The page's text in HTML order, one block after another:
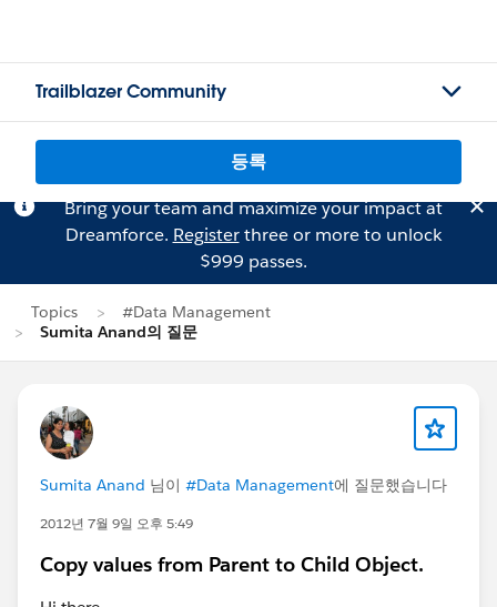
Trailblazer Community
등록
Bring your team and maximize your impact at
Dreamforce. Registerthree or more to unlock
$999 passes.
Topics
#Data Management
Sumita Anand의 질문
Sumita Anand 님이 #Data Management에 질문했습니다
2012년 7월 9일 오후 5:49
Copy values from Parent to Child Object.